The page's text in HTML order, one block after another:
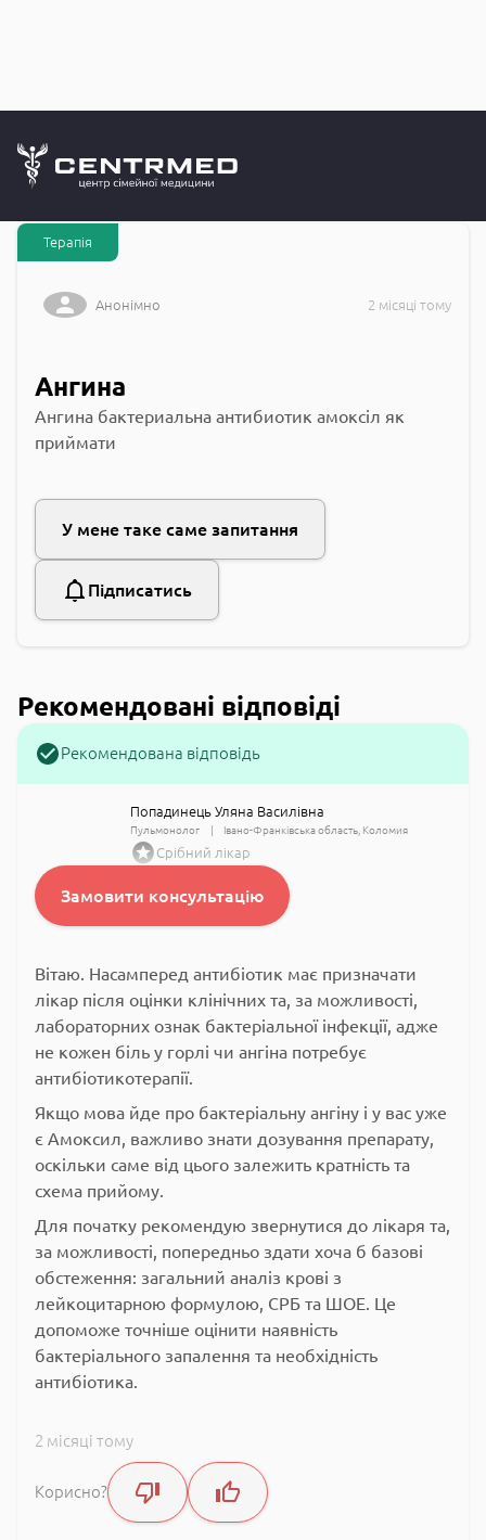
CENTRMED: Задай питання лікарю онлайн
Терапія
Анонімно 2 місяці тому
Ангина
Ангина бактериальна антибиотик амоксіл як
приймати
У мене таке саме запитання
Підписатись
Рекомендовані відповіді
Рекомендована відповідь
Попадинець Уляна Василівна
Пульмонолог Івано-Франківська область Коломия
Срібний лікар
Замовити консультацію
Вітаю. Насамперед антибіотик має призначати
лікар після оцінки клінічних та, за можливості,
лабораторних ознак бактеріальної інфекції, адже
не кожен біль у горлі чи ангіна потребує
антибіотикотерапії.
Якщо мова йде про бактеріальну ангіну і у вас уже
є Амоксил, важливо знати дозування препарату,
оскільки саме від цього залежить кратність та
схема прийому.
Для початку рекомендую звернутися до лікаря та,
за можливості, попередньо здати хоча б базові
обстеження: загальний аналіз крові з
лейкоцитарною формулою, СРБ та ШОЕ. Це
допоможе точніше оцінити наявність
бактеріального запалення та необхідність
антибіотика.
2 місяці тому
Корисно?